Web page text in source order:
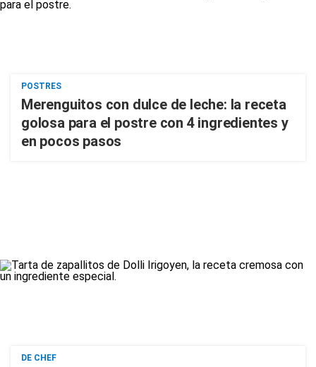
POSTRES
Merenguitos con dulce de leche: la receta
golosa para el postre con 4 ingredientes y
en pocos pasos
DE CHEF